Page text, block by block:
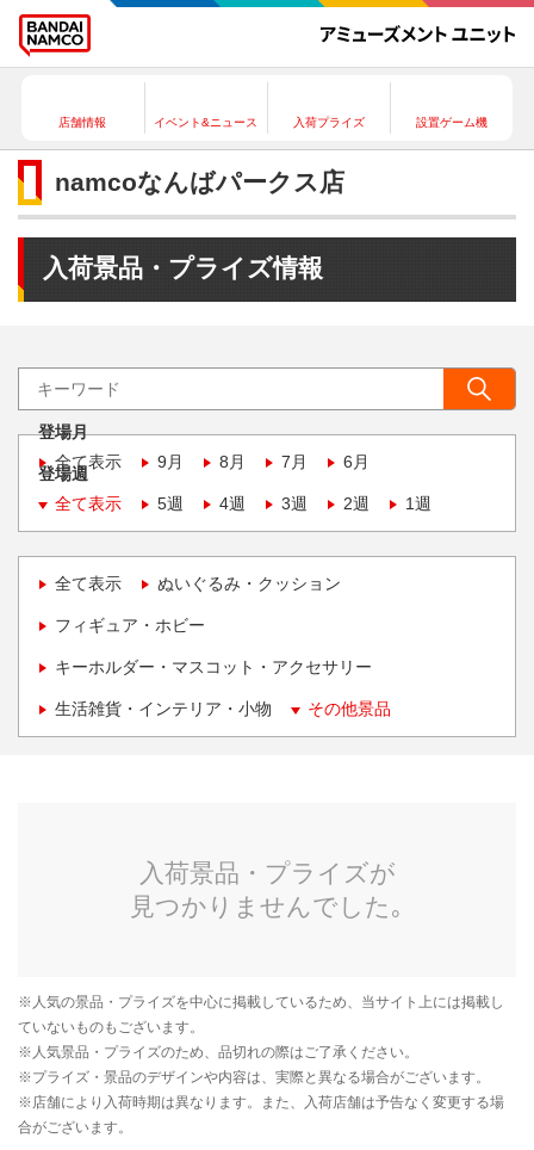
店舗情報 イベント&ニュース 入荷プライズ 設置ゲーム機
namcoなんばパークス店
入荷景品・プライズ情報
登場月
全て表示
9月 8月 7月 6月
登場週
全て表示
5週 4週 3週 2週 1週
全て表示 ぬいぐるみ・クッション
フィギュア・ホビー
キーホルダー・マスコット・アクセサリー
生活雑貨・インテリア・小物 その他景品